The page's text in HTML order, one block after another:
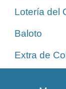
Lotería del
Baloto
Extra de